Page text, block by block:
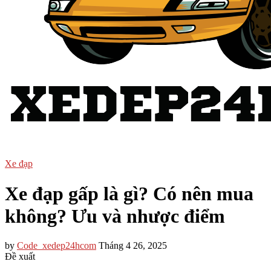
Xe đạp
Xe đạp gấp là gì? Có nên mua
không? Ưu và nhược điểm
by Code_xedep24hcom Tháng 4 26, 2025
Đề xuất